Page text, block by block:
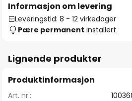
Informasjon om levering
Leveringstid: 8 - 12 virkedager
Pære permanent installert
Lignende produkter
Produktinformasjon
Art. nr.: